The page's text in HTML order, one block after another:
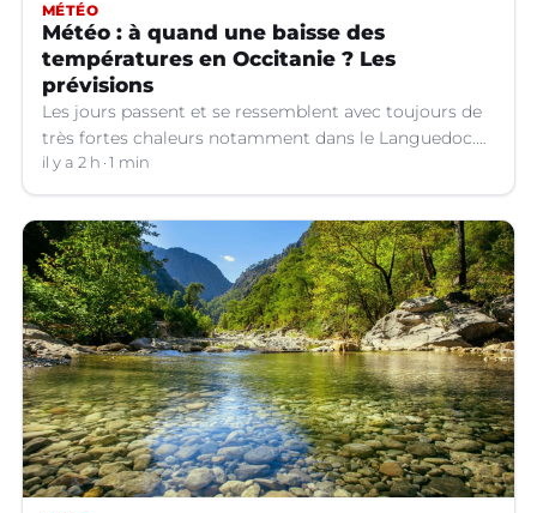
MÉTÉO
Météo : à quand une baisse des
températures en Occitanie ? Les
prévisions
Les jours passent et se ressemblent avec toujours de
très fortes chaleurs notamment dans le Languedoc.
Jusqu’à quand ?
il y a 2 h 1 min